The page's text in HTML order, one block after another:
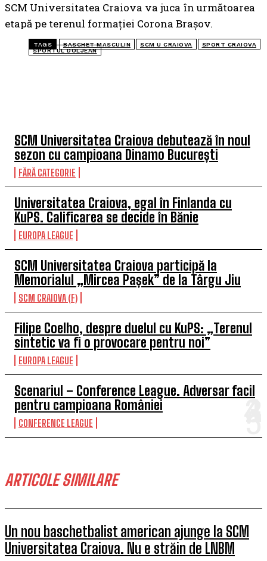
SCM Universitatea Craiova debutează în noul
sezon cu campioana Dinamo București
FĂRĂ CATEGORIE
Universitatea Craiova, egal în Finlanda cu
KuPS. Calificarea se decide în Bănie
EUROPA LEAGUE
SCM Universitatea Craiova participă la
Memorialul „Mircea Pașek” de la Târgu Jiu
SCM CRAIOVA (F)
Filipe Coelho, despre duelul cu KuPS: „Terenul
sintetic va fi o provocare pentru noi”
EUROPA LEAGUE
Scenariul – Conference League. Adversar facil
pentru campioana României
CONFERENCE LEAGUE
ARTICOLE SIMILARE
Un nou baschetbalist american ajunge la SCM
Universitatea Craiova. Nu e străin de LNBM
SCM Universitatea Craiova va juca în următoarea
etapă pe terenul formației Corona Brașov.
TAGS BASCHET MASCULIN SCM U CRAIOVA
SPORT CRAIOVA
SPORTUL DOLJEAN